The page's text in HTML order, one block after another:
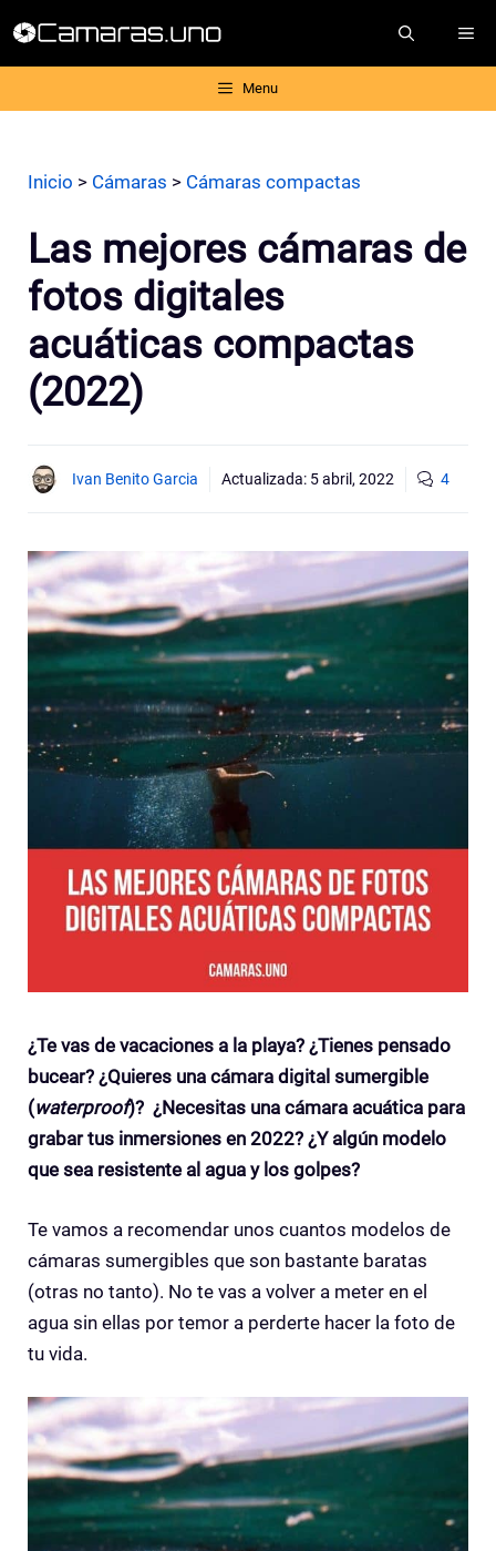
Menu
Inicio > Cámaras > Cámaras compactas
Las mejores cámaras de
fotos digitales
acuáticas compactas
(2022)
Ivan Benito Garcia Actualizada: 5 abril, 2022 4
¿Te vas de vacaciones a la playa? ¿Tienes pensado
bucear? ¿Quieres una cámara digital sumergible
(waterproof)? ¿Necesitas una cámara acuática para
grabar tus inmersiones en 2022? ¿Y algún modelo
que sea resistente al agua y los golpes?
Te vamos a recomendar unos cuantos modelos de
cámaras sumergibles que son bastante baratas
(otras no tanto). No te vas a volver a meter en el
agua sin ellas por temor a perderte hacer la foto de
tu vida.